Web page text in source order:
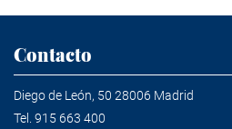
Contacto
Diego de León, 50 28006 Madrid
Tel. 915 663 400